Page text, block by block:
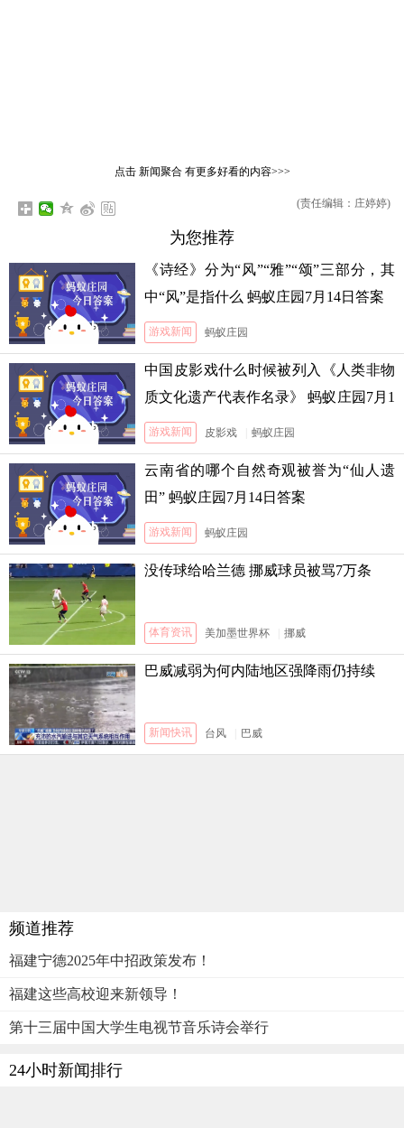
点击 新闻聚合有更多好看的内容>>>
(责任编辑：庄婷婷)
为您推荐
《诗经》分为“风”“雅”“颂”三部分，其
中“风”是指什么 蚂蚁庄园7月14日答案
游戏新闻 蚂蚁庄园
中国皮影戏什么时候被列入《人类非物
质文化遗产代表作名录》 蚂蚁庄园7月1
3日答案
游戏新闻 皮影戏 蚂蚁庄园
云南省的哪个自然奇观被誉为“仙人遗
田” 蚂蚁庄园7月14日答案
游戏新闻 蚂蚁庄园
没传球给哈兰德 挪威球员被骂7万条
体育资讯 美加墨世界杯 挪威
巴威减弱为何内陆地区强降雨仍持续
新闻快讯 台风 巴威
频道推荐
福建宁德2025年中招政策发布！
福建这些高校迎来新领导！
第十三届中国大学生电视节音乐诗会举行
24小时新闻排行